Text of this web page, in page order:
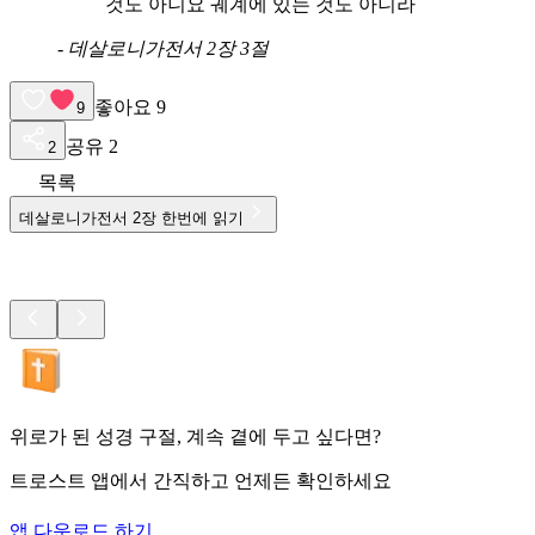
것도 아니요 궤계에 있는 것도 아니라
- 데살로니가전서 2장 3절
9 좋아요 9
2 공유 2
목록
데살로니가전서 2장 한번에 읽기
위로가 된 성경 구절, 계속 곁에 두고 싶다면?
트로스트 앱에서 간직하고 언제든 확인하세요